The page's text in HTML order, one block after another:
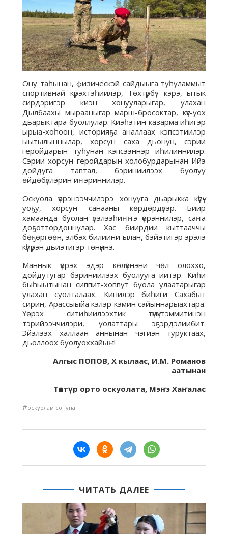
Ону таһынан, физическэй сайдыыга туһуламмыт
спортивнай күрэхтэһиилэр, Төхтүрбүт кэрэ, ытык
сирдэригэр киэн хонууларыгар, улахан
Дылбаахы мырааныгар марш-бросоктар, күүс-уох
дьарыктара буоллулар. Киэһэтин казарма иһигэр
ырыа-хоһоон, историяҕа аналлаах кэпсэтиилэр
ыытылыннылар, хорсун саха дьонун, сэрии
геройдарын туһунан кэпсээннэр иһилиннилэр.
Сэрии хорсун геройдарын холобурдарынан Ийэ
дойдуга таптал, бэриниилээх буолуу
өйдөбүллэрин иҥэриннилэр.
Оскуола үөрэнээччилэрэ хонууга дьарыкка күүһү-
уоҕу, хорсун санааны көрдөрдүлэр. Биир
хамаанда буолан үлэлээһиҥҥэ үөрэннилэр, саҥа
доҕоттордоннулар. Хас биирдии кыттааччы
бөҕөргөөн, элбэх билиини ылан, бэйэтигэр эрэлэ
күүһүрэн дьиэтигэр төнүннэ.
Маннык үөрэх эдэр көлүөнэни чөл олоххо,
дойдутугар бэриниилээх буолууга иитэр. Киһи
быһыытынан сиппит-хоппут буола улаатарыгар
улахан суолталаах. Кинилэр биһиги Сахабыт
сирин, Арассыыйа кэлэр кэмин сайыннарыахтара.
Үөрэх ситиһиилээхтик түмүктэммитинэн
тэрийээччилэри, уолаттары эҕэрдэлиибит.
Эйэлээх халлаан аннынан чэгиэн туруктаах,
дьоллоох буолуоххайыҥ!
Алгыс ПОПОВ, Х кылаас, И.М. Романов
аатынан
Төхтүр орто оскуолата, Мэҥэ Хаҥалас
#оскуолам сонуна
ЧИТАТЬ ДАЛЕЕ